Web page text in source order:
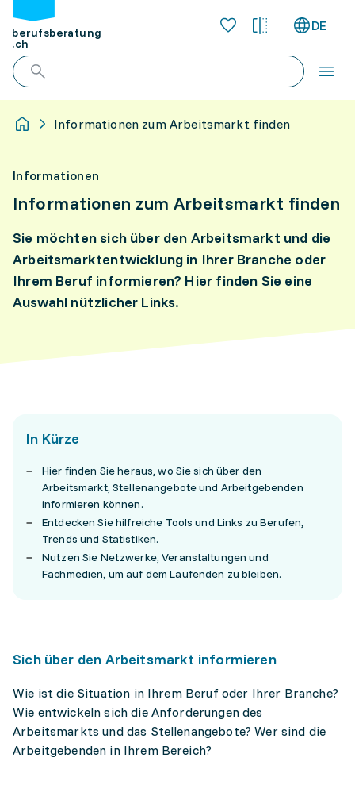
berufsberatung
.ch
DE
Informationen zum Arbeitsmarkt finden
Informationen
Informationen zum Arbeitsmarkt finden
Sie möchten sich über den Arbeitsmarkt und die
Arbeitsmarktentwicklung in Ihrer Branche oder
Ihrem Beruf informieren? Hier finden Sie eine
Auswahl nützlicher Links.
In Kürze
Hier finden Sie heraus, wo Sie sich über den
Arbeitsmarkt, Stellenangebote und Arbeitgebenden
informieren können.
Entdecken Sie hilfreiche Tools und Links zu Berufen,
Trends und Statistiken.
Nutzen Sie Netzwerke, Veranstaltungen und
Fachmedien, um auf dem Laufenden zu bleiben.
Sich über den Arbeitsmarkt informieren
Wie ist die Situation in Ihrem Beruf oder Ihrer Branche?
Wie entwickeln sich die Anforderungen des
Arbeitsmarkts und das Stellenangebote? Wer sind die
Arbeitgebenden in Ihrem Bereich?